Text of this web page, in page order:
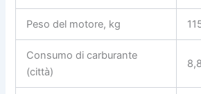
Peso del motore, kg
Consumo di carburante
(città)